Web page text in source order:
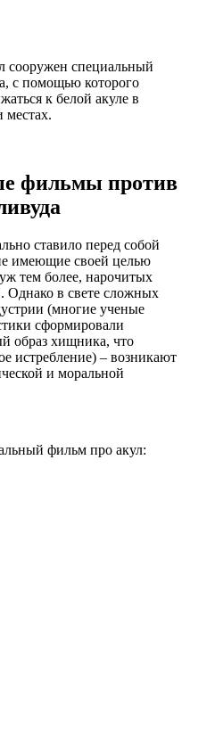
сооружен специальный
с помощью которого
к белой акуле в
местах.
фильмы против
ставило перед собой
имеющие своей целью
тем более, нарочитых
Однако в свете сложных
(многие ученые
сформировали
образ хищника, что
истребление) – возникают
и моральной
фильм про акул: